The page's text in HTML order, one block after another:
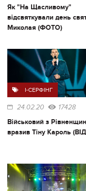
Як "На Щасливому"
відсвяткували день
Миколая (ФОТО)
I-СЕРФІНГ
24.02.20 17428
Військовий з
вразив Тіну Кароль